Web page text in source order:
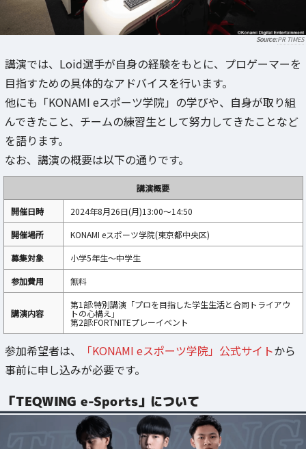
PR TIMES
講演では、Loid選手が自身の経験をもとに、プロゲーマーを
目指すための具体的なアドバイスを行います。
他にも「KONAMI eスポーツ学院」の学びや、自身が取り組
んできたこと、チームの練習生として努力してきたことなど
を語ります。
なお、講演の概要は以下の通りです。
講演概要
開催日時
2024年8月26日(月)13:00～14:50
開催場所
KONAMI eスポーツ学院(東京都中央区)
募集対象
小学5年生～中学生
参加費用
無料
講演内容
第1部:特別講演「プロを目指した学生生活と合同トライアウ
トの心構え」
第2部:FORTNITEプレーイベント
参加希望者は、 「KONAMI eスポーツ学院」公式サイトから
事前に申し込みが必要です。
「TEQWING e-Sports」について